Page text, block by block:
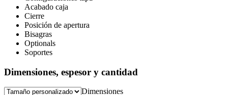
Acabado caja
Cierre
Posición de apertura
Bisagras
Optionals
Soportes
Dimensiones, espesor y cantidad
Dimensiones